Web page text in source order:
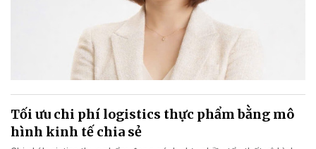
Tối ưu chi phí logistics thực phẩm bằng mô
hình kinh tế chia sẻ